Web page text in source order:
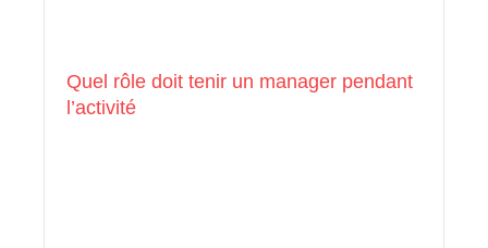
Quel rôle doit tenir un manager pendant
l’activité